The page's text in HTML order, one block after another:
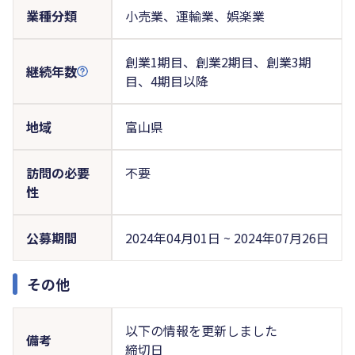
業種分類 小売業、運輸業、娯楽業
継続年数
創業1期目、創業2期目、創業3期
目、4期目以降
地域 富山県
訪問の必要
性
不要
公募期間 2024年04月01日 ~ 2024年07月26日
その他
備考
以下の情報を更新しました
締切日